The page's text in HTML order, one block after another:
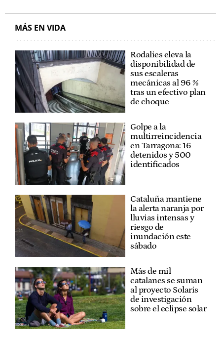
MÁS EN VIDA
Rodalies eleva la
disponibilidad de
sus escaleras
mecánicas al 96 %
tras un efectivo plan
de choque
Golpe a la
multirreincidencia
en Tarragona: 16
detenidos y 500
identificados
Cataluña mantiene
la alerta naranja por
lluvias intensas y
riesgo de
inundación este
sábado
Más de mil
catalanes se suman
al proyecto Solaris
de investigación
sobre el eclipse solar